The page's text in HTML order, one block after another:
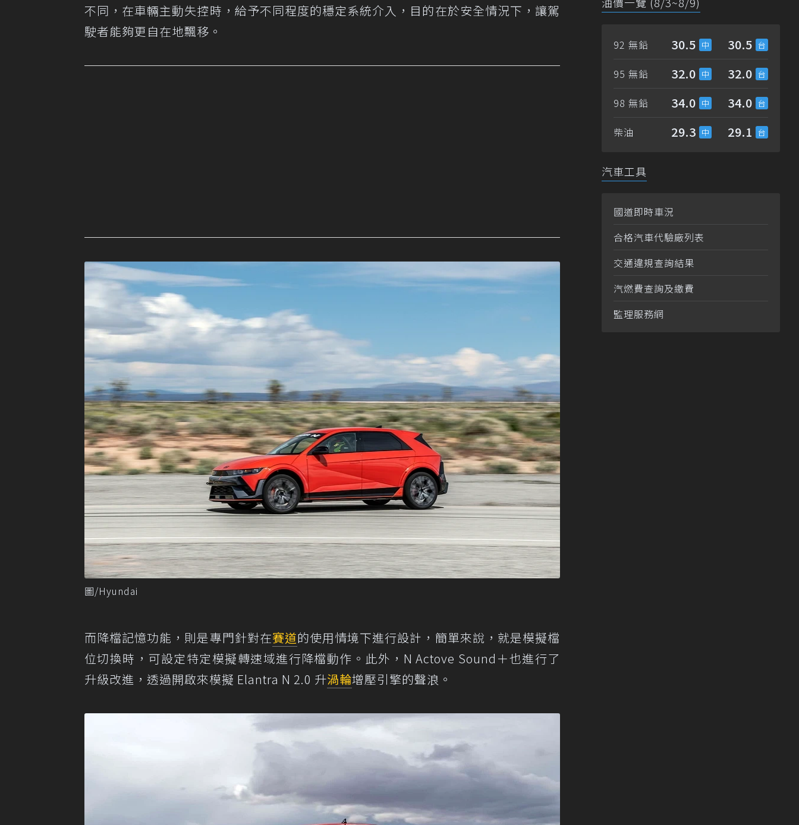
不同，在車輛主動失控時，給予不同程度的穩定系統介入，目的在於安全情況下，讓駕
駛者能夠更自在地飄移。
圖/Hyundai
而降檔記憶功能，則是專門針對在賽道的使用情境下進行設計，簡單來說，就是模擬檔
位切換時，可設定特定模擬轉速域進行降檔動作。此外，N Actove Sound＋也進行了
升級改進，透過開啟來模擬 Elantra N 2.0 升渦輪增壓引擎的聲浪。
92 無鉛 30.5 30.5
95 無鉛 32.0 32.0
98 無鉛 34.0 34.0
柴油 29.3 29.1
汽車工具
國道即時車況
合格汽車代驗廠列表
交通違規查詢結果
汽燃費查詢及繳費
監理服務網